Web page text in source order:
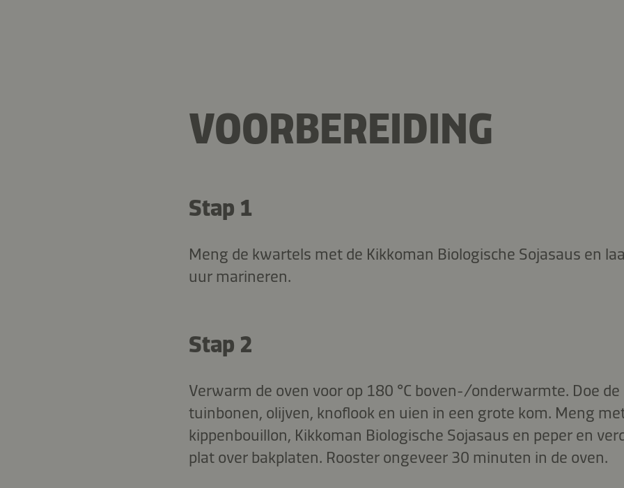
VOORBEREIDING
Stap 1
Meng de kwartels met de Kikkoman Biologische Sojasaus en
uur marineren.
Stap 2
Verwarm de oven voor op 180 °C boven-/onderwarmte. Doe
tuinbonen, olijven, knoflook en uien in een grote kom. Meng
kippenbouillon, Kikkoman Biologische Sojasaus en peper en
plat over bakplaten. Rooster ongeveer 30 minuten in de oven.